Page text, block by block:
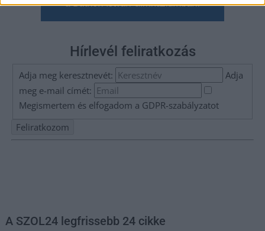
Hírlevél feliratkozás
Adja meg keresztnevét:
Adja
meg e-mail címét:
Megismertem és elfogadom a GDPR-szabályzatot
A SZOL24 legfrissebb 24 cikke